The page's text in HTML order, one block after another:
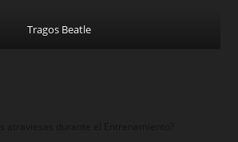
Tragos Beatle